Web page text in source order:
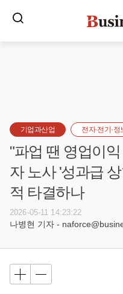
기업과산업 전자·전기·정
"파업 땐 영업이
자 노사 '성과급
적 타결하나
2026-05-11 14:23:22
나병현 기자 -